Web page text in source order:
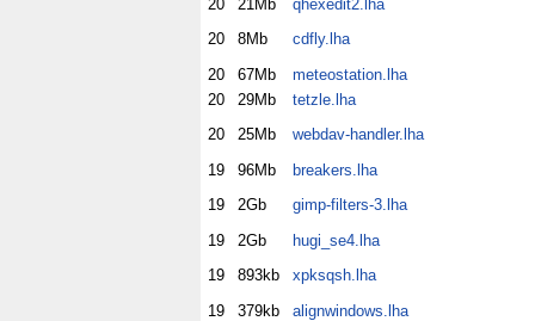
20 21Mb
qhexedit2.lha
20
8Mb
cdfly.lha
20
67Mb
meteostation.lha
20
29Mb
tetzle.lha
20
25Mb
webdav-handler.lha
19
96Mb
breakers.lha
19
2Gb
gimp-filters-3.lha
19
2Gb
hugi_se4.lha
19
893kb
xpksqsh.lha
19
379kb
alignwindows.lha